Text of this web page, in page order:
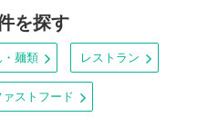
を探す
・麺類 レストラン
ァストフード